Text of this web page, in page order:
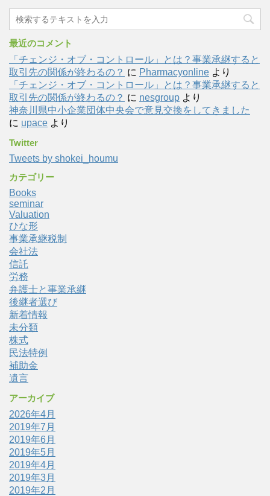
最近のコメント
「チェンジ・オブ・コントロール」とは？事業承継すると
取引先の関係が終わるの？ に Pharmacyonline より
「チェンジ・オブ・コントロール」とは？事業承継すると
取引先の関係が終わるの？ に nesgroup より
神奈川県中小企業団体中央会で意見交換をしてきました
に upace より
Twitter
Tweets by shokei_houmu
カテゴリー
Books
seminar
Valuation
ひな形
事業承継税制
会社法
信託
労務
弁護士と事業承継
後継者選び
新着情報
未分類
株式
民法特例
補助金
遺言
アーカイブ
2026年4月
2019年7月
2019年6月
2019年5月
2019年4月
2019年3月
2019年2月